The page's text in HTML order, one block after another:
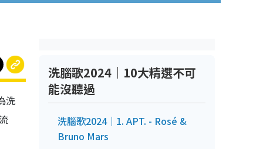
洗
洗腦歌2024｜10大精選不可
能沒聽過
洗腦歌2024｜1. APT. - Rosé &
Bruno Mars